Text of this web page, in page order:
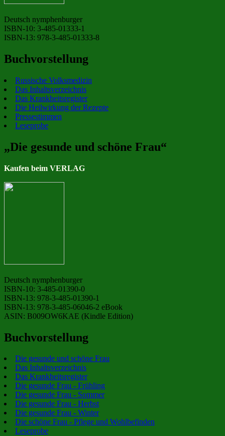
Deutsch nymphenburger
ISBN-10: 3-485-01333-1
ISBN-13: 978-3-485-01333-8
Buchvorstellung
Russische Volksmedizin
Das Inhaltsverzeichnis
Das Krankheitsregister
Die Heilwirkung der Rezepte
Pressestimmen
Leseprobe
„Die gesunde und schöne Frau“
Kaufen beim VERLAG
Deutsch nymphenburger
ISBN-10: 3-485-01390-0
ISBN-13: 978-3-485-01390-1
ISBN-13: 978-3-485-06046-2 eBook
ASIN: B009OW6KAE (Kindle Edition)
Buchvorstellung
Die gesunde und schöne Frau
Das Inhaltsverzeichnis
Das Krankheitsregister
Die gesunde Frau - Frühling
Die gesunde Frau - Sommer
Die gesunde Frau - Herbst
Die gesunde Frau - Winter
Die schöne Frau - Pflege und Wohlbefinden
Leseprobe